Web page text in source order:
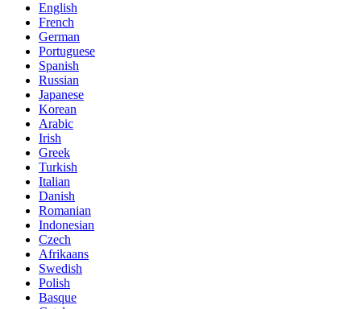
English
French
German
Portuguese
Spanish
Russian
Japanese
Korean
Arabic
Irish
Greek
Turkish
Italian
Danish
Romanian
Indonesian
Czech
Afrikaans
Swedish
Polish
Basque